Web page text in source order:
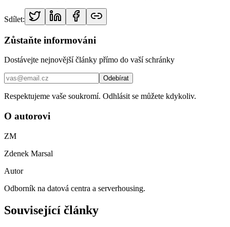
Sdílet:
Zůstaňte informováni
Dostávejte nejnovější články přímo do vaší schránky
Odebírat
Respektujeme vaše soukromí. Odhlásit se můžete kdykoliv.
O autorovi
ZM
Zdenek Marsal
Autor
Odborník na datová centra a serverhousing.
Související články